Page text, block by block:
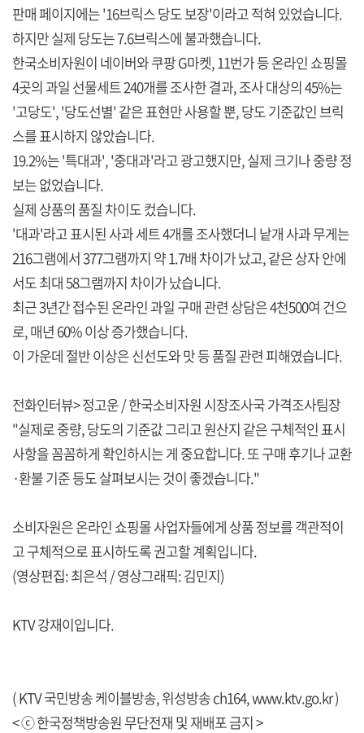
판매 페이지에는 '16브릭스 당도 보장'이라고 적혀 있었습니다.
하지만 실제 당도는 7.6브릭스에 불과했습니다.
한국소비자원이 네이버와 쿠팡 G마켓, 11번가 등 온라인 쇼핑몰
4곳의 과일 선물세트 240개를 조사한 결과, 조사 대상의 45%는
'고당도', '당도선별' 같은 표현만 사용할 뿐, 당도 기준값인 브릭
스를 표시하지 않았습니다.
19.2%는 '특대과', '중대과'라고 광고했지만, 실제 크기나 중량 정
보는 없었습니다.
실제 상품의 품질 차이도 컸습니다.
'대과'라고 표시된 사과 세트 4개를 조사했더니 낱개 사과 무게는
216그램에서 377그램까지 약 1.7배 차이가 났고, 같은 상자 안에
서도 최대 58그램까지 차이가 났습니다.
최근 3년간 접수된 온라인 과일 구매 관련 상담은 4천500여 건으
로, 매년 60% 이상 증가했습니다.
이 가운데 절반 이상은 신선도와 맛 등 품질 관련 피해였습니다.
전화인터뷰> 정고운 / 한국소비자원 시장조사국 가격조사팀장
"실제로 중량, 당도의 기준값 그리고 원산지 같은 구체적인 표시
사항을 꼼꼼하게 확인하시는 게 중요합니다. 또 구매 후기나 교환
·환불 기준 등도 살펴보시는 것이 좋겠습니다."
소비자원은 온라인 쇼핑몰 사업자들에게 상품 정보를 객관적이
고 구체적으로 표시하도록 권고할 계획입니다.
(영상편집: 최은석 / 영상그래픽: 김민지)
KTV 강재이입니다.
( KTV 국민방송 케이블방송, 위성방송 ch164,www.ktv.go.kr)
< ⓒ 한국정책방송원 무단전재 및 재배포 금지 >